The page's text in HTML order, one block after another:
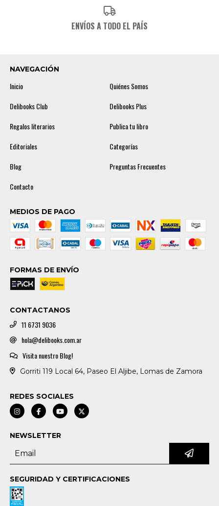
ENVÍOS A TODO EL PAÍS
NAVEGACIÓN
Inicio
Quiénes Somos
Delibooks Club
Delibooks Plus
Regalos literarios
Publica tu libro
Editoriales
Categorías
Blog
Preguntas Frecuentes
Contacto
MEDIOS DE PAGO
FORMAS DE ENVÍO
CONTACTANOS
11 6731 9036
hola@delibooks.com.ar
Visita nuestro Blog!
Gorriti 119 Local 64, Paseo El Aljibe, Lomas de Zamora
REDES SOCIALES
NEWSLETTER
SEGURIDAD Y CERTIFICACIONES